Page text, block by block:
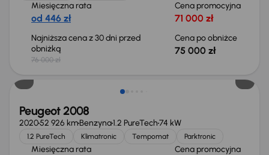
Miesięczna rata
od 446 zł
Cena promocyjna
71 000 zł
Najniższa cena z 30 dni przed
obniżką
76 000 zł
Cena po obniżce
75 000 zł
Peugeot 2008
202052 926 kmBenzyna1.2 PureTech74 kW
1.2 PureTech Klimatronic Tempomat Parktronic
Miesięczna rata Cena promocyjna